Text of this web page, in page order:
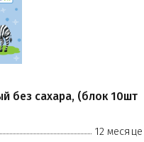
без сахара, (блок 10шт
12